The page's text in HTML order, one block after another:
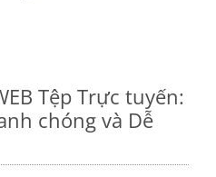
Tệp Trực tuyến:
chóng và Dễ